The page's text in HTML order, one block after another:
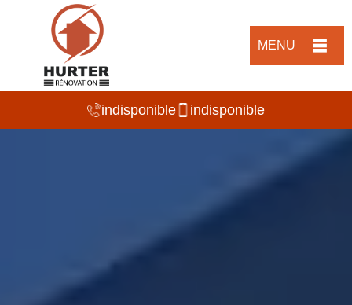
MENU
indisponible indisponible